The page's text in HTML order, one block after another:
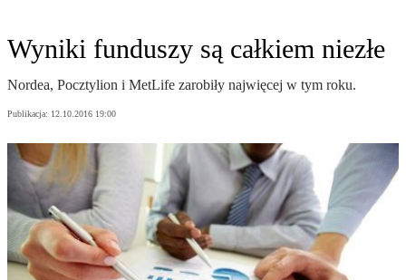
Wyniki funduszy są całkiem niezłe
Nordea, Pocztylion i MetLife zarobiły najwięcej w tym roku.
Publikacja: 12.10.2016 19:00